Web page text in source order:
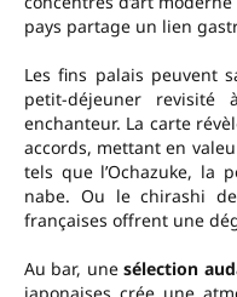
pays partage un lien
Les fins palais peuvent
petit-déjeuner
enchanteur. La carte
accords, mettant en
tels que l’Ochazuke, la
nabe. Ou le chirashi
françaises offrent une
Au bar, unesélection